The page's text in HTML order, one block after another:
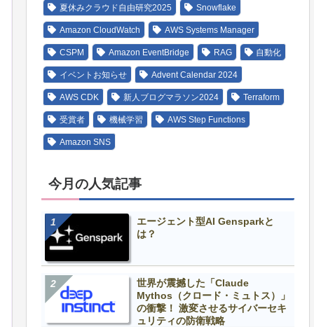
夏休みクラウド自由研究2025 Snowflake
Amazon CloudWatch AWS Systems Manager
CSPM Amazon EventBridge RAG 自動化
イベントお知らせ Advent Calendar 2024
AWS CDK 新人ブログマラソン2024 Terraform
受賞者 機械学習 AWS Step Functions
Amazon SNS
今月の人気記事
エージェント型AI Gensparkと
は？
世界が震撼した「Claude
Mythos（クロード・ミュトス）」
の衝撃！ 激変させるサイバーセキ
ュリティの防衛戦略